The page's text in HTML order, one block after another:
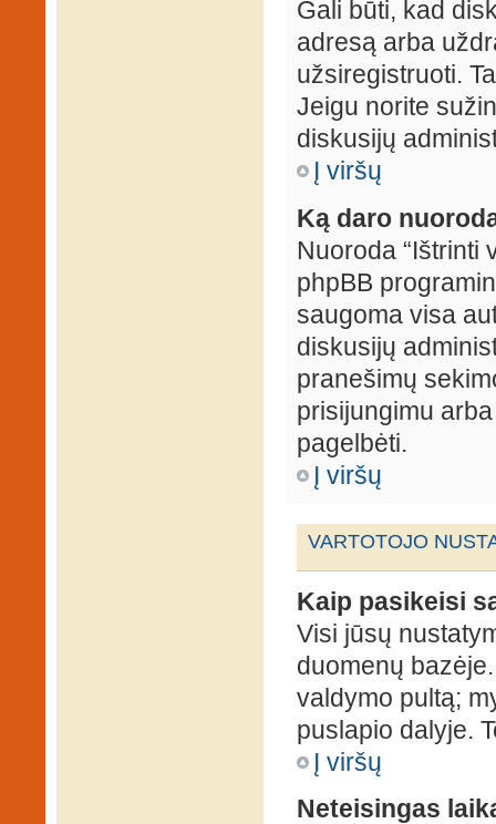
Gali būti, kad
adresą arba
užsiregistruoti.
Jeigu norite
diskusijų
Į viršų
Ką daro
Nuoroda “Ištrinti
phpBB
saugoma visa
diskusijų
pranešimų
prisijungimu
pagelbėti.
Į viršų
VARTOTOJO
Kaip pasikeisi
Visi jūsų
duomenų
valdymo pultą;
puslapio dalyje.
Į viršų
Neteisingas